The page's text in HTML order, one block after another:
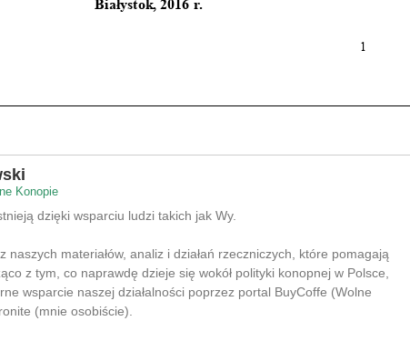
Konopie
dzięki wsparciu ludzi takich jak Wy.
naszych materiałów, analiz i działań rzeczniczych, które pomagają
z tym, co naprawdę dzieje się wokół polityki konopnej w Polsce,
wsparcie naszej działalności poprzez portal BuyCoffe (Wolne
(mnie osobiście).